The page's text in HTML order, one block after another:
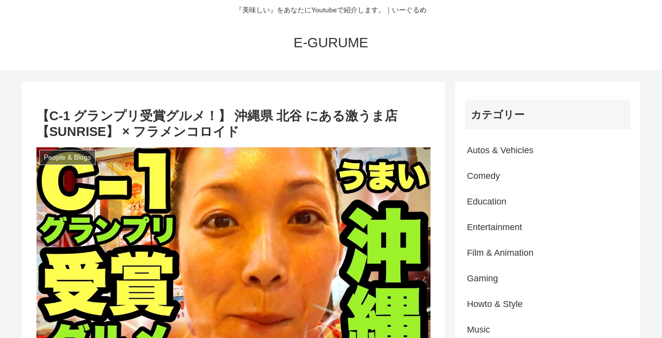
『美味しい』をあなたにYoutubeで紹介します。｜いーぐるめ
E-GURUME
【C-1 グランプリ受賞グルメ！】 沖縄県 北谷 にある激うま店
【SUNRISE】 × フラメンコロイド
People & Blogs
カテゴリー
Autos & Vehicles
Comedy
Education
Entertainment
Film & Animation
Gaming
Howto & Style
Music